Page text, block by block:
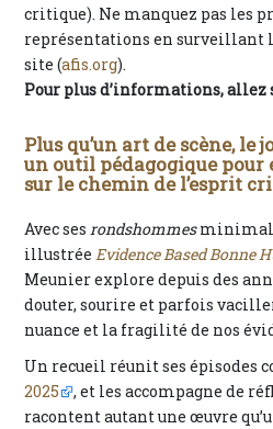
critique). Ne manquez pas les
représentations en surveillant
site (afis.org).
Pour plus d’informations,
Plus qu’un art de scène,
un outil pédagogique pour
sur le chemin de l’esprit
Avec sesrondshommes
illustréeEvidence Based Bonne
Meunier explore depuis des
douter, sourire et parfois
nuance et la fragilité de nos
Un recueil réunit ses épisodes
2025
, et les accompagne de
racontent autant une œuvre